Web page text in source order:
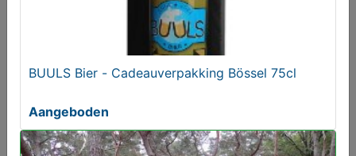
BUULS Bier - Cadeauverpakking Bössel 75cl
Aangeboden